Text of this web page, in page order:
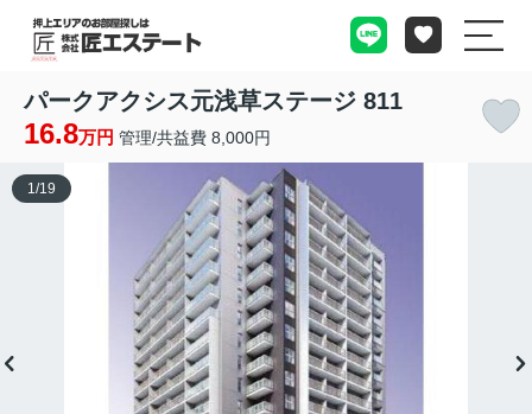
パークアクシス元浅草ステージ 811
16.8万円 管理/共益費 8,000円
1 /19